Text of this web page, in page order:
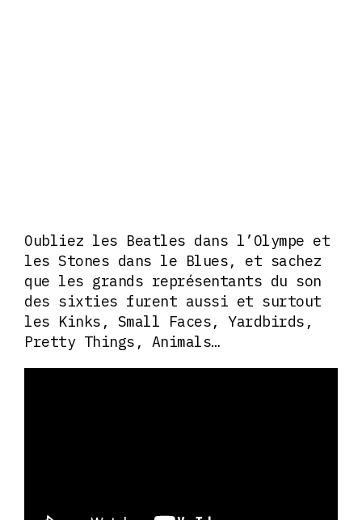
Oubliez les Beatles dans l’Olympe et
les Stones dans le Blues, et sachez
que les grands représentants du son
des sixties furent aussi et surtout
les Kinks, Small Faces, Yardbirds,
Pretty Things, Animals…